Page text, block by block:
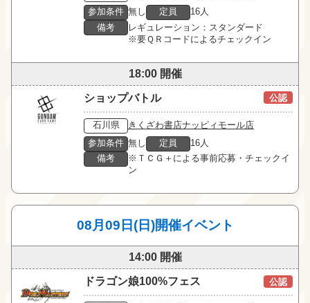
参加条件 無し 定員
16人
備考
レギュレーション：スタンダード
※要ＱＲコードによるチェックイン
18:00 開催
ショップバトル 公認
石川県
きくざわ書店ナッピィモール店
参加条件 無し 定員
16人
備考
※ＴＣＧ＋による事前応募・チェックイ
ン
08月09日(日)開催イベント
14:00 開催
ドラゴン娘100%フェス 公認